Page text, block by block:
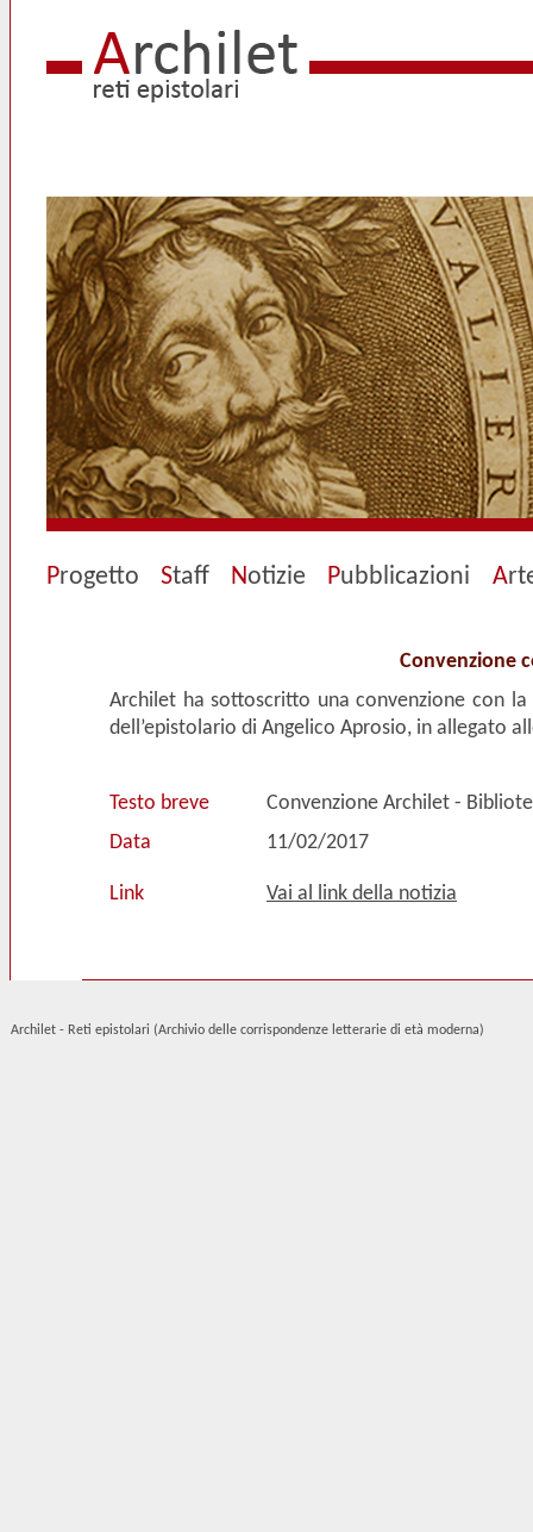
Progetto Staff Notizie Pubblicazioni A
Convenzione
Archilet ha sottoscritto una convenzione con
dell’epistolario di Angelico Aprosio, in allegato
Testo breve
Convenzione Archilet -
Data
11/02/2017
Link Vai al link della notizia
Archilet - Reti epistolari (Archivio delle corrispondenze letterarie di età moderna)